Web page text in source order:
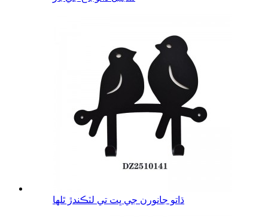
ڌاتو جانورن جي ڀت تي لٽڪندڙ ٿلها